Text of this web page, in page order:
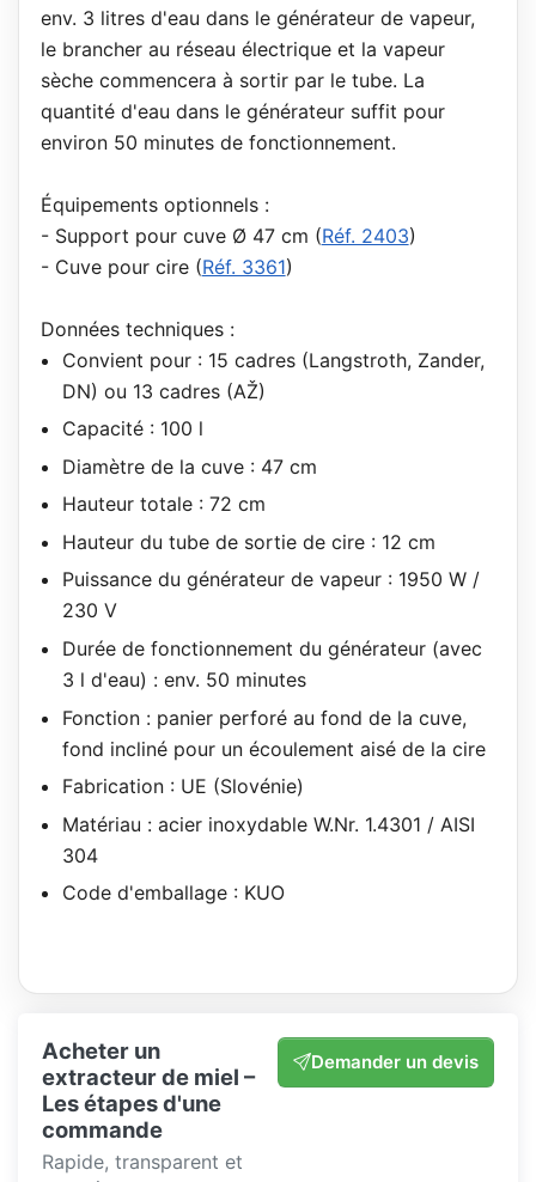
env. 3 litres d'eau dans le générateur de vapeur,
le brancher au réseau électrique et la vapeur
sèche commencera à sortir par le tube. La
quantité d'eau dans le générateur suffit pour
environ 50 minutes de fonctionnement.
Équipements optionnels :
- Support pour cuve Ø 47 cm (Réf. 2403)
- Cuve pour cire (Réf. 3361)
Données techniques :
Convient pour : 15 cadres (Langstroth, Zander,
DN) ou 13 cadres (AŽ)
Capacité : 100 l
Diamètre de la cuve : 47 cm
Hauteur totale : 72 cm
Hauteur du tube de sortie de cire : 12 cm
Puissance du générateur de vapeur : 1950 W /
230 V
Durée de fonctionnement du générateur (avec
3 l d'eau) : env. 50 minutes
Fonction : panier perforé au fond de la cuve,
fond incliné pour un écoulement aisé de la cire
Fabrication : UE (Slovénie)
Matériau : acier inoxydable W.Nr. 1.4301 / AISI
304
Code d'emballage : KUO
Acheter un
extracteur de miel –
Les étapes d'une
commande
Rapide, transparent et
Demander un devis